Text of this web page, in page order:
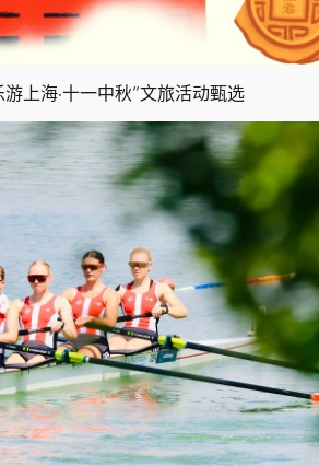
上海·十一中秋”文旅活动甄选